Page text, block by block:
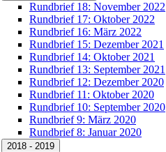
Rundbrief 18: November 2022
Rundbrief 17: Oktober 2022
Rundbrief 16: März 2022
Rundbrief 15: Dezember 2021
Rundbrief 14: Oktober 2021
Rundbrief 13: September 2021
Rundbrief 12: Dezember 2020
Rundbrief 11: Oktober 2020
Rundbrief 10: September 2020
Rundbrief 9: März 2020
Rundbrief 8: Januar 2020
2018 - 2019